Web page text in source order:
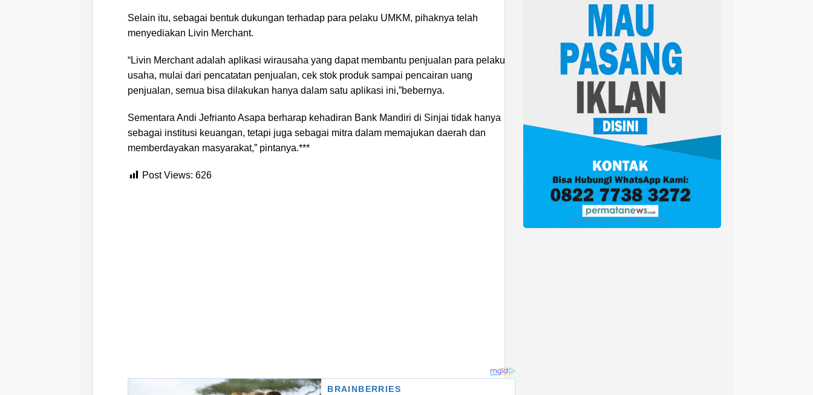
Selain itu, sebagai bentuk dukungan terhadap para pelaku UMKM, pihaknya telah
menyediakan Livin Merchant.
“Livin Merchant adalah aplikasi wirausaha yang dapat membantu penjualan para pelaku
usaha, mulai dari pencatatan penjualan, cek stok produk sampai pencairan uang
penjualan, semua bisa dilakukan hanya dalam satu aplikasi ini,”bebernya.
Sementara Andi Jefrianto Asapa berharap kehadiran Bank Mandiri di Sinjai tidak hanya
sebagai institusi keuangan, tetapi juga sebagai mitra dalam memajukan daerah dan
memberdayakan masyarakat,” pintanya.***
Post Views: 626